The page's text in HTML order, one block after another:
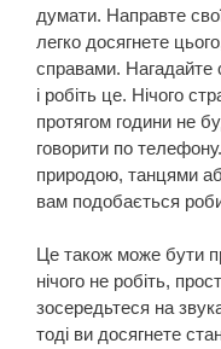
думати. Направте
легко досягнете
справами. Нагадайте
і робіть це. Нічого
протягом години не
говорити по
природою, танцями
вам подобається
Це також може бути
нічого не робіть,
зосередьтеся на
тоді ви досягнете